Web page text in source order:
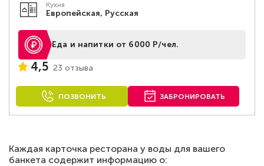
Кухня
Европейская, Русская
Еда и напитки от 6000 Р/чел.
4,5 23 отзыва
ПОЗВОНИТЬ ЗАБРОНИРОВАТЬ
Каждая карточка ресторана у воды для вашего
банкета содержит информацию о: